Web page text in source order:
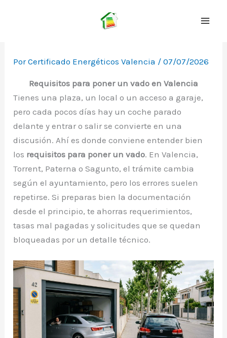
PorCertificado Energéticos Valencia /07/07/2026
Requisitos para poner un vado en Valencia
Tienes una plaza, un local o un acceso a garaje,
pero cada pocos días hay un coche parado
delante y entrar o salir se convierte en una
discusión. Ahí es donde conviene entender bien
los requisitos para poner un vado. En Valencia,
Torrent, Paterna o Sagunto, el trámite cambia
según el ayuntamiento, pero los errores suelen
repetirse. Si preparas bien la documentación
desde el principio, te ahorras requerimientos,
tasas mal pagadas y solicitudes que se quedan
bloqueadas por un detalle técnico.